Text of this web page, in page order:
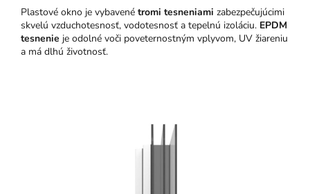
Plastové okno je vybavené tromi tesneniami zabezpečujúcimi
skvelú vzduchotesnosť, vodotesnosť a tepelnú izoláciu. EPDM
tesnenie je odolné voči poveternostným vplyvom, UV žiareniu
a má dlhú životnosť.